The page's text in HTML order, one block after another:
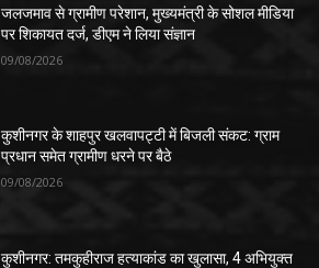
जलजमाव से ग्रामीण परेशान, मुख्यमंत्री के सोशल मीडिया
पर शिकायत दर्ज, डीएम ने लिया संज्ञान
09/08/2026
कुशीनगर के शाहपुर खलवापट्टी में बिजली संकट: ग्राम
प्रधान समेत ग्रामीण धरने पर बैठे
09/08/2026
कुशीनगर: तमकुहीराज हत्याकांड का खुलासा, 4 अभियुक्त